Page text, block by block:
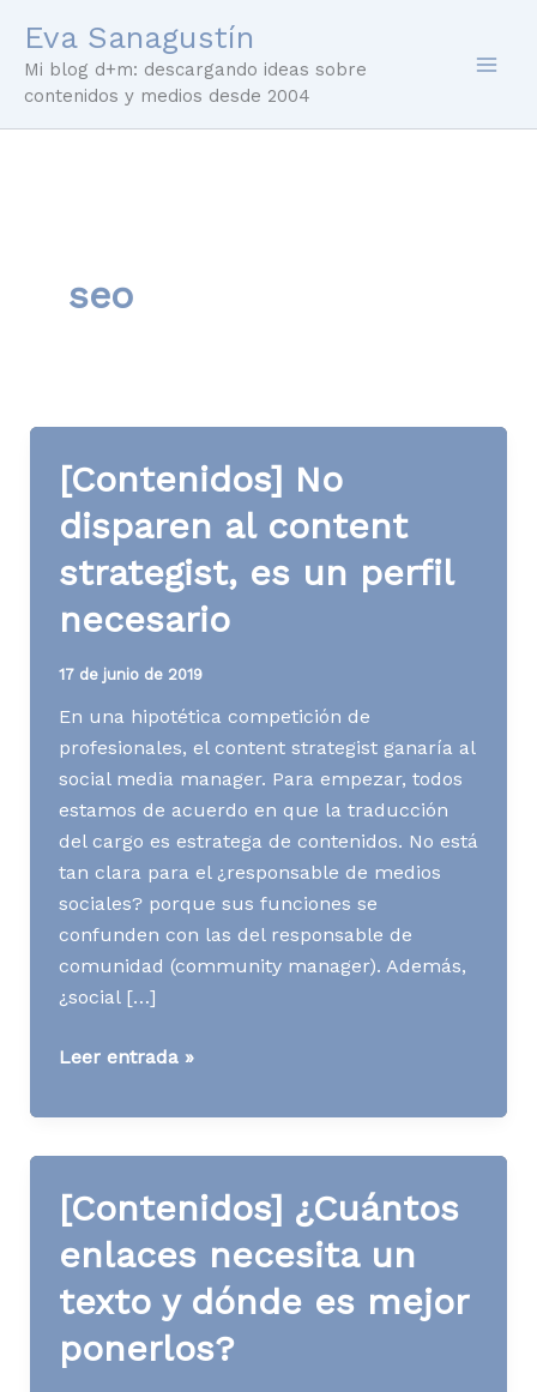
contenido
Eva Sanagustín
Mi blog d+m: descargando ideas sobre
contenidos y medios desde 2004
seo
[Contenidos] No
disparen al content
strategist, es un perfil
necesario
17 de junio de 2019
En una hipotética competición de
profesionales, el content strategist ganaría al
social media manager. Para empezar, todos
estamos de acuerdo en que la traducción
del cargo es estratega de contenidos. No está
tan clara para el ¿responsable de medios
sociales? porque sus funciones se
confunden con las del responsable de
comunidad (community manager). Además,
¿social […]
[Contenidos]
disparen
strategist,
es
un
perfil
necesario
Leer entrada »
[Contenidos] ¿Cuántos
enlaces necesita un
texto y dónde es mejor
ponerlos?